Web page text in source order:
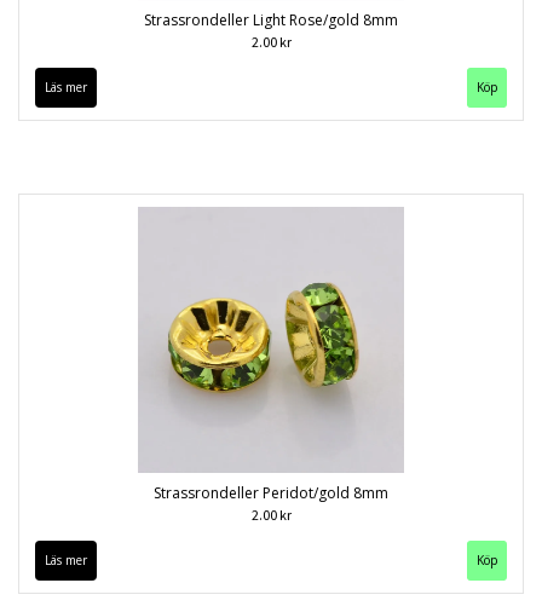
Strassrondeller Light Rose/gold 8mm
2.00 kr
Läs mer Köp
Strassrondeller Peridot/gold 8mm
2.00 kr
Läs mer Köp